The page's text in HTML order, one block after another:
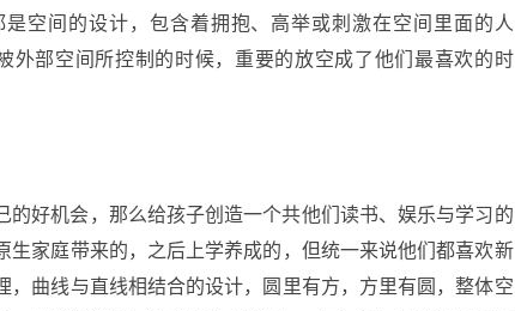
空间的设计，包含着拥抱、高举或刺激在空间里面的人
外部空间所控制的时候，重要的放空成了他们最喜欢的时
好机会，那么给孩子创造一个共他们读书、娱乐与学习的
家庭带来的，之后上学养成的，但统一来说他们都喜欢新
曲线与直线相结合的设计，圆里有方，方里有圆，整体空